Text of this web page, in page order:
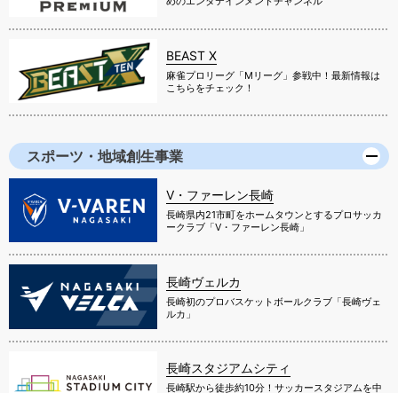
BEAST X
麻雀プロリーグ「Mリーグ」参戦中！最新情報は
こちらをチェック！
スポーツ・地域創生事業
V・ファーレン長崎
長崎県内21市町をホームタウンとするプロサッカ
ークラブ「V・ファーレン長崎」
長崎ヴェルカ
長崎初のプロバスケットボールクラブ「長崎ヴェ
ルカ」
長崎スタジアムシティ
長崎駅から徒歩約10分！サッカースタジアムを中